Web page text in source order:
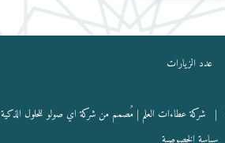
عدد الزيارات
شركة عطاءات العلم| مُصمم من شركة اي صولو للحلول الذكية